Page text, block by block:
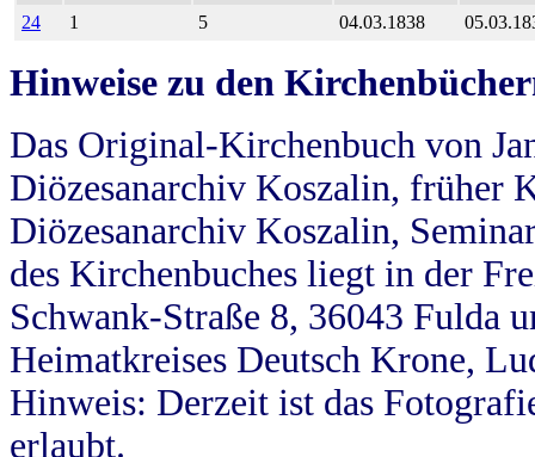
24
1 5 04.03.1838
Hinweise zu den
Das Original-Kirchenbuch von
Diözesanarchiv Koszalin, früher
Diözesanarchiv Koszalin,
des Kirchenbuches liegt in der
Schwank-Straße 8, 36043 Fulda
Heimatkreises Deutsch Krone,
Hinweis: Derzeit ist das
erlaubt.